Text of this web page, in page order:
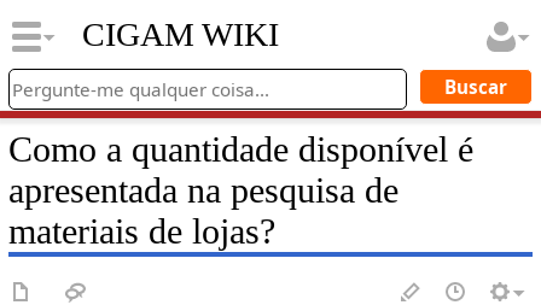
CIGAM WIKI
Como a quantidade disponível é
apresentada na pesquisa de
materiais de lojas?